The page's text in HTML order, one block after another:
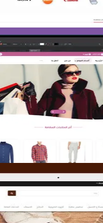
تصميم متجر القوس
التفاصيل
تصميم متجر الكاجو